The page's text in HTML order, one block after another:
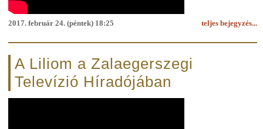
teljes bejegyzés...
2017. február 24. (péntek) 18:25
A Liliom a Zalaegerszegi
Televízió Híradójában